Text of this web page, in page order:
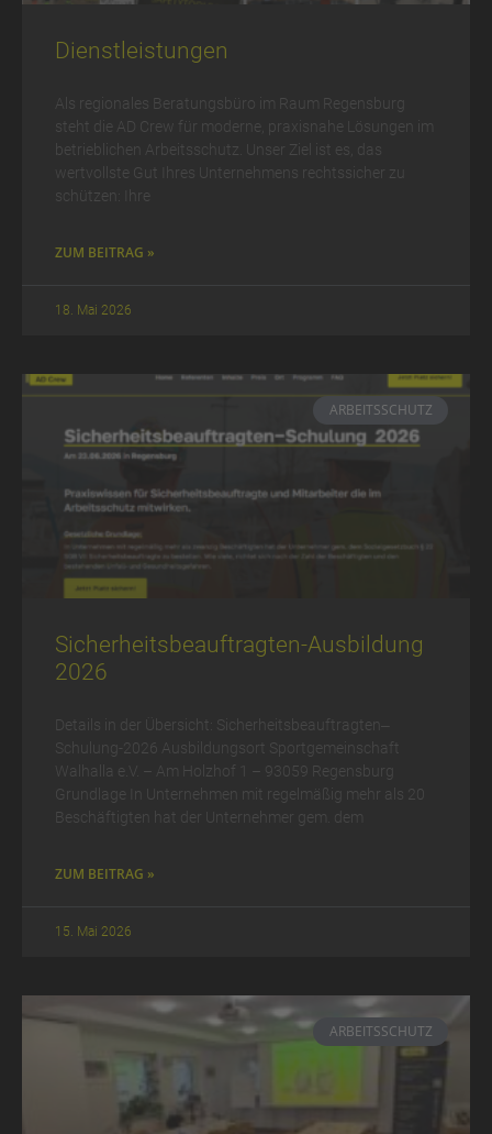
Dienstleistungen
Als regionales Beratungsbüro im Raum Regensburg
steht die AD Crew für moderne, praxisnahe Lösungen im
betrieblichen Arbeitsschutz. Unser Ziel ist es, das
wertvollste Gut Ihres Unternehmens rechtssicher zu
schützen: Ihre
ZUM BEITRAG »
18. Mai 2026
ARBEITSSCHUTZ
Sicherheits­be­auftrag­ten-Ausbildung
2026
Details in der Übersicht: Sicherheits­beauf­tragten‒
Schulung-2026 Ausbildungsort Sportgemeinschaft
Walhalla e.V. – Am Holzhof 1 – 93059 Regensburg
Grundlage In Unternehmen mit regelmäßig mehr als 20
Beschäftigten hat der Unternehmer gem. dem
ZUM BEITRAG »
15. Mai 2026
ARBEITSSCHUTZ